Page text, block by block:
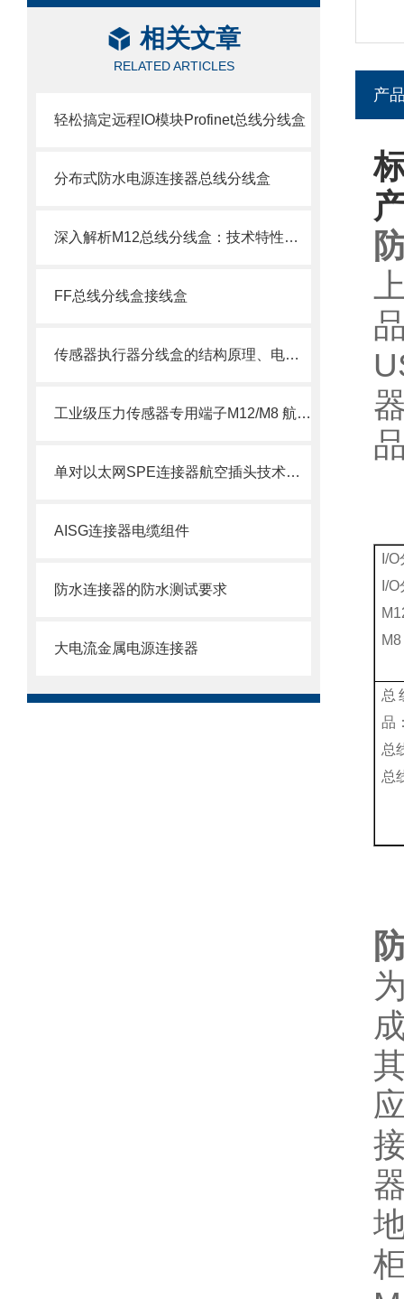
相关文章
RELATED ARTICLES
轻松搞定远程IO模块Profinet总线分线盒
分布式防水电源连接器总线分线盒
深入解析M12总线分线盒：技术特性、选型要点与安装调试指南
FF总线分线盒接线盒
传感器执行器分线盒的结构原理、电气接口定义与现场总线集成方式详解
工业级压力传感器专用端子M12/M8 航空插头插座端子：精准连接，可靠传输
单对以太网SPE连接器航空插头技术手册
AISG连接器电缆组件
防水连接器的防水测试要求
大电流金属电源连接器
产
I/
I/
总
品
总
总